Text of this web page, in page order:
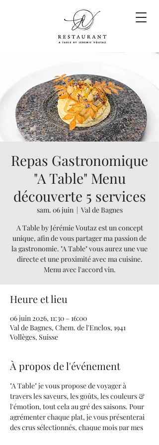
Repas Gastronomique
"A Table" Menu
découverte 5 services
sam. 06 juin
  |
Val de Bagnes
A Table by Jérémie Voutaz est un concept
unique, afin de vous partager ma passion de
la gastronomie. "A Table" vous aurez une vue
directe et une proximité avec ma cuisine.
Menu avec l'accord vin.
Heure et lieu
06 juin 2026, 11:30 – 16:00
Val de Bagnes, Chem. de l'Enclos, 1941
Vollèges, Suisse
À propos de l'événement
"A Table" je vous propose de voyager à
travers les saveurs, les goûts, les couleurs &
l'émotion, tout cela au gré des saisons. Pour
agrémenter chaque plat, je vous présenterai
des crus sélectionnés, chaque mois par mes